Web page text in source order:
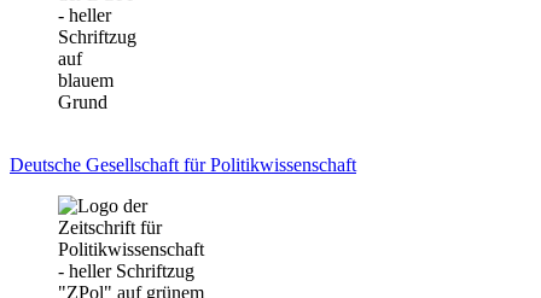
Deutsche Gesellschaft für Politikwissenschaft